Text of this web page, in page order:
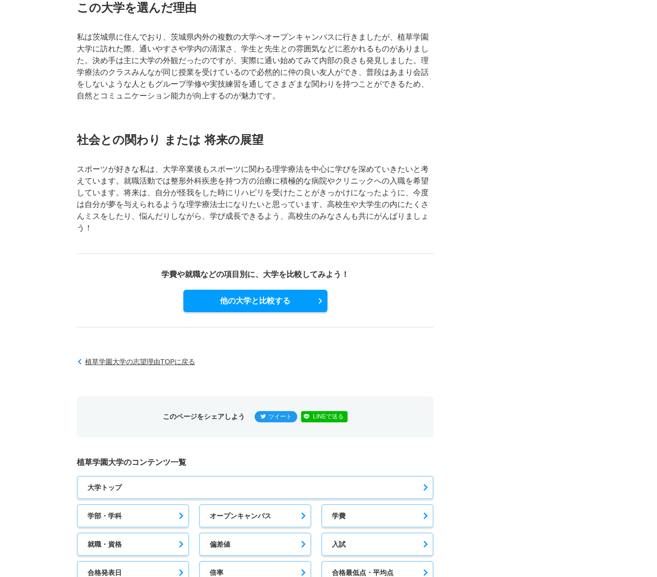
この大学を選んだ理由
私は茨城県に住んでおり、茨城県内外の複数の大学へオープンキャンパスに行きましたが、植草学園
大学に訪れた際、通いやすさや学内の清潔さ、学生と先生との雰囲気などに惹かれるものがありまし
た。決め手は主に大学の外観だったのですが、実際に通い始めてみて内部の良さも発見しました。理
学療法のクラスみんなが同じ授業を受けているので必然的に仲の良い友人ができ、普段はあまり会話
をしないような人ともグループ学修や実技練習を通してさまざまな関わりを持つことができるため、
自然とコミュニケーション能力が向上するのが魅力です。
社会との関わり または 将来の展望
スポーツが好きな私は、大学卒業後もスポーツに関わる理学療法を中心に学びを深めていきたいと考
えています。就職活動では整形外科疾患を持つ方の治療に積極的な病院やクリニックへの入職を希望
しています。将来は、自分が怪我をした時にリハビリを受けたことがきっかけになったように、今度
は自分が夢を与えられるような理学療法士になりたいと思っています。高校生や大学生の内にたくさ
んミスをしたり、悩んだりしながら、学び成長できるよう、高校生のみなさんも共にがんばりましょ
う！
学費や就職などの項目別に、 大学を比較してみよう！
他の大学と比較する
植草学園大学の志望理由TOPに戻る
このページをシェアしよう ツイート LINEで送る
植草学園大学のコンテンツ一覧
大学トップ
学部・学科 オープンキャンパス 学費
就職・資格 偏差値 入試
合格発表日 倍率 合格最低点・平均点